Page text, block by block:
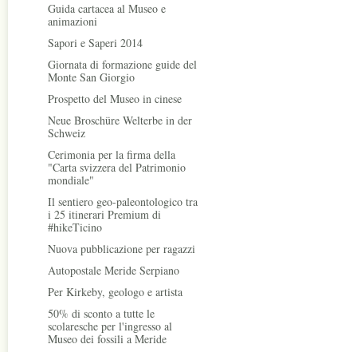
Guida cartacea al Museo e
animazioni
Sapori e Saperi 2014
Giornata di formazione guide del
Monte San Giorgio
Prospetto del Museo in cinese
Neue Broschüre Welterbe in der
Schweiz
Cerimonia per la firma della
"Carta svizzera del Patrimonio
mondiale"
Il sentiero geo-paleontologico tra
i 25 itinerari Premium di
#hikeTicino
Nuova pubblicazione per ragazzi
Autopostale Meride Serpiano
Per Kirkeby, geologo e artista
50% di sconto a tutte le
scolaresche per l'ingresso al
Museo dei fossili a Meride